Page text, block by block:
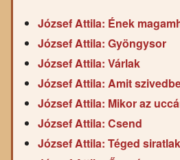
József Attila: Ének
József Attila: Gyöngysor
József Attila: Várlak
József Attila: Amit
József Attila: Mikor az
József Attila: Csend
József Attila: Téged